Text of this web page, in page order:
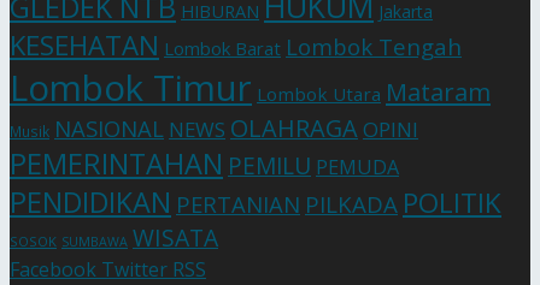
GLEDEK NTB HIBURAN Jakarta
KESEHATAN Lombok Barat Lombok Tengah
Lombok Timur Lombok Utara Mataram
Musik NASIONAL NEWS OLAHRAGA OPINI
PEMERINTAHAN PEMILU PEMUDA
PENDIDIKAN PERTANIAN PILKADA POLITIK
SOSOK SUMBAWA WISATA
Facebook Twitter RSS